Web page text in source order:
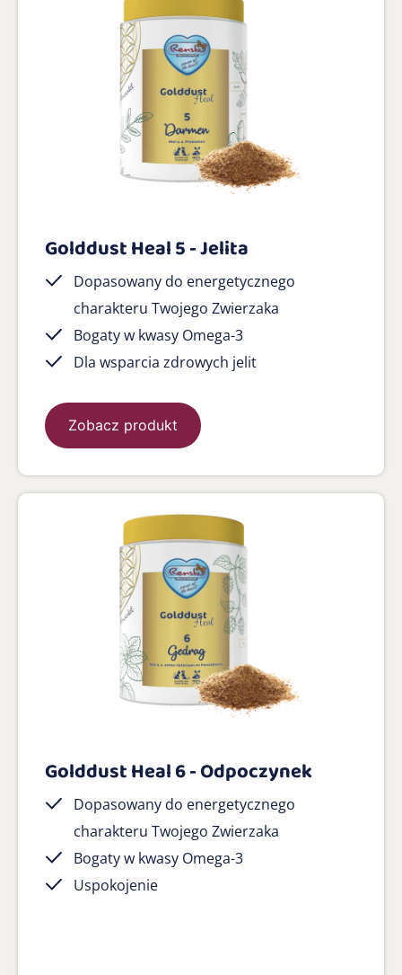
Golddust Heal 5 - Jelita
Dopasowany do energetycznego
charakteru Twojego Zwierzaka
Bogaty w kwasy Omega-3
Dla wsparcia zdrowych jelit
Zobacz produkt
Golddust Heal 6 - Odpoczynek
Dopasowany do energetycznego
charakteru Twojego Zwierzaka
Bogaty w kwasy Omega-3
Uspokojenie